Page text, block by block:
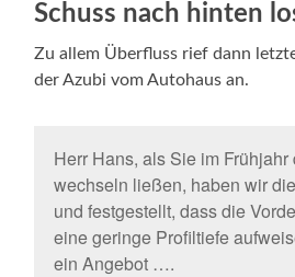
Schuss nach hinten
Zu allem Überfluss rief dann
der Azubi vom Autohaus an.
Herr Hans, als Sie im
wechseln ließen, haben wir
und festgestellt, dass die
eine geringe Profiltiefe
ein Angebot ….